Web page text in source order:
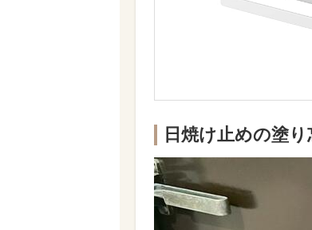
日焼け止めの塗